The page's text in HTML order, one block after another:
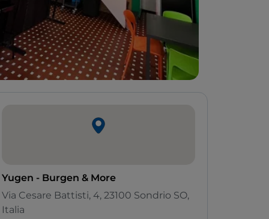
Yugen - Burgen & More
Via Cesare Battisti, 4, 23100 Sondrio SO,
Italia